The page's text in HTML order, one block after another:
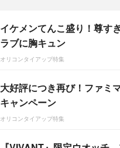
イケメンてんこ盛り！尊す
ラブに胸キュン
オリコンタイアップ特集
大好評につき再び！ファミ
キャンペーン
オリコンタイアップ特集